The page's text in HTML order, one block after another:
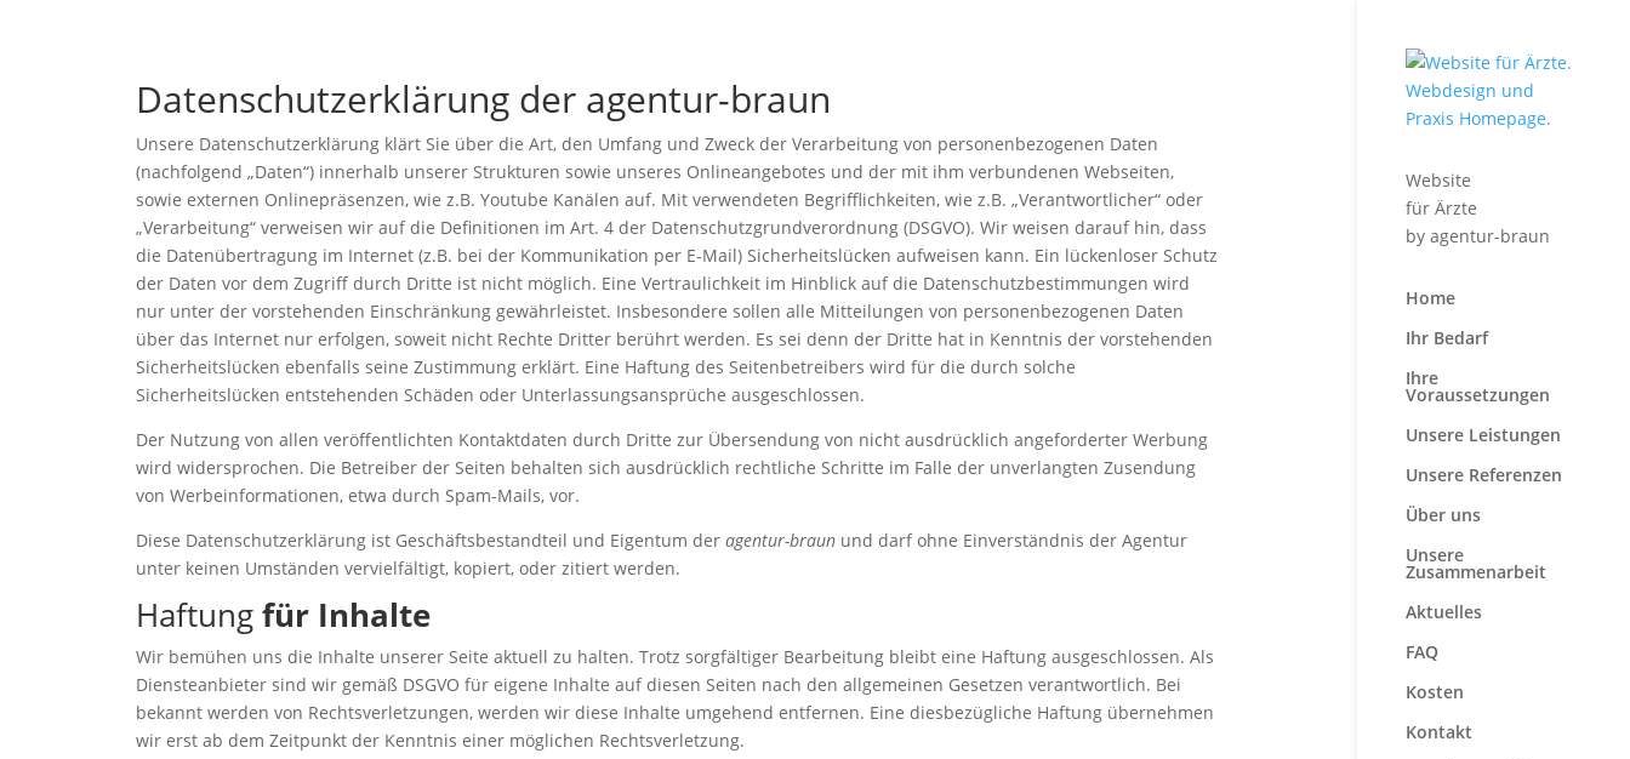
Website
für Ärzte
by agentur-braun
Home
Ihr Bedarf
Ihre
Voraussetzungen
Unsere Leistungen
Unsere Referenzen
Über uns
Unsere
Zusammenarbeit
Aktuelles
FAQ
Kosten
Kontakt
Datenschutzerklärung der agentur-braun
Unsere Datenschutzerklärung klärt Sie über die Art, den Umfang und Zweck der Verarbeitung von personenbezogenen Daten
(nachfolgend „Daten“) innerhalb unserer Strukturen sowie unseres Onlineangebotes und der mit ihm verbundenen Webseiten,
sowie externen Onlinepräsenzen, wie z.B. Youtube Kanälen auf. Mit verwendeten Begrifflichkeiten, wie z.B. „Verantwortlicher“ oder
„Verarbeitung“ verweisen wir auf die Definitionen im Art. 4 der Datenschutzgrundverordnung (DSGVO). Wir weisen darauf hin, dass
die Datenübertragung im Internet (z.B. bei der Kommunikation per E-Mail) Sicherheitslücken aufweisen kann. Ein lückenloser Schutz
der Daten vor dem Zugriff durch Dritte ist nicht möglich. Eine Vertraulichkeit im Hinblick auf die Datenschutzbestimmungen wird
nur unter der vorstehenden Einschränkung gewährleistet. Insbesondere sollen alle Mitteilungen von personenbezogenen Daten
über das Internet nur erfolgen, soweit nicht Rechte Dritter berührt werden. Es sei denn der Dritte hat in Kenntnis der vorstehenden
Sicherheitslücken ebenfalls seine Zustimmung erklärt. Eine Haftung des Seitenbetreibers wird für die durch solche
Sicherheitslücken entstehenden Schäden oder Unterlassungsansprüche ausgeschlossen.
Der Nutzung von allen veröffentlichten Kontaktdaten durch Dritte zur Übersendung von nicht ausdrücklich angeforderter Werbung
wird widersprochen. Die Betreiber der Seiten behalten sich ausdrücklich rechtliche Schritte im Falle der unverlangten Zusendung
von Werbeinformationen, etwa durch Spam-Mails, vor.
Diese Datenschutzerklärung ist Geschäftsbestandteil und Eigentum der agentur-braunund darf ohne Einverständnis der Agentur
unter keinen Umständen vervielfältigt, kopiert, oder zitiert werden.
Haftungfür Inhalte
Wir bemühen uns die Inhalte unserer Seite aktuell zu halten. Trotz sorgfältiger Bearbeitung bleibt eine Haftung ausgeschlossen. Als
Diensteanbieter sind wir gemäß DSGVO für eigene Inhalte auf diesen Seiten nach den allgemeinen Gesetzen verantwortlich. Bei
bekannt werden von Rechtsverletzungen, werden wir diese Inhalte umgehend entfernen. Eine diesbezügliche Haftung übernehmen
wir erst ab dem Zeitpunkt der Kenntnis einer möglichen Rechtsverletzung.